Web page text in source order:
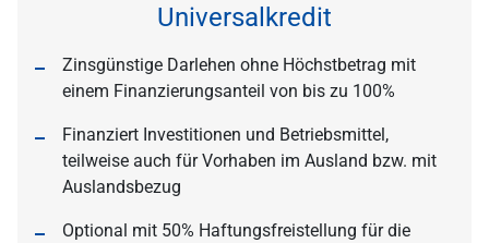
Universalkredit
Zinsgünstige Darlehen ohne Höchstbetrag mit
einem Finanzierungsanteil von bis zu 100%
Finanziert Investitionen und Betriebsmittel,
teilweise auch für Vorhaben im Ausland bzw. mit
Auslandsbezug
Optional mit 50% Haftungsfreistellung für die